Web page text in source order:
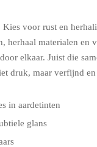
voor rust en
herhaal materialen en
elkaar. Juist die
druk, maar verfijnd
in aardetinten
glans